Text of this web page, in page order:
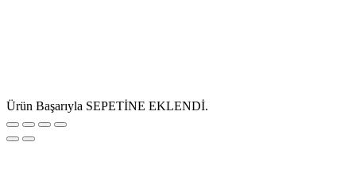
Ürün Başarıyla SEPETİNE EKLENDİ.